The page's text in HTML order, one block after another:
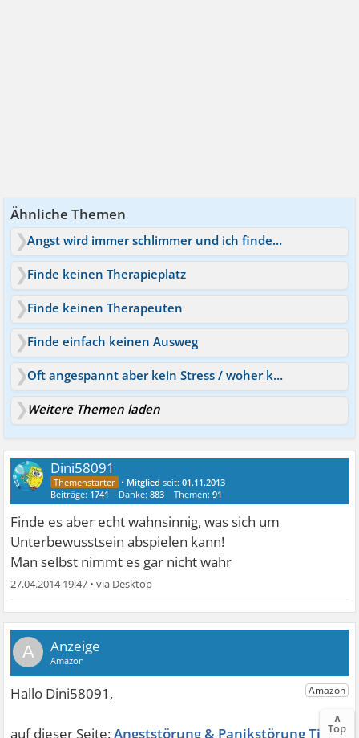
Ähnliche Themen
Angst wird immer schlimmer und ich finde keinen Ausweg
Finde keinen Therapieplatz
Finde keinen Therapeuten
Finde einfach keinen Ausweg
Oft angespannt aber kein Stress / woher kommt das?
Weitere Themen laden
Dini58091
• Mitglied seit:01.11.2013
Beiträge: 1741 Danke:883 Themen:91
Finde es aber echt wahnsinnig, was sich um
Unterbewusstsein abspielen kann!
Man selbst nimmt es gar nicht wahr
27.04.2014 19:47 •
A
Angststörung & Panikstörung Tipps
∧
Top